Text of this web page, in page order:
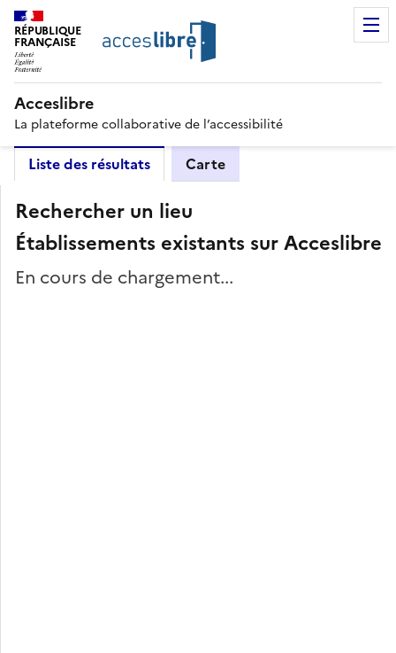
RÉPUBLIQUE
FRANÇAISE
Acceslibre
La plateforme collaborative de l’accessibilité
Liste des résultats Carte
Rechercher un lieu
Établissements existants sur Acceslibre
En cours de chargement...